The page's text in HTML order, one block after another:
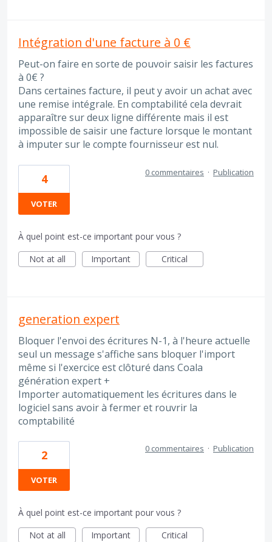
Intégration d'une facture à 0 €
Peut-on faire en sorte de pouvoir saisir les factures
à 0€ ?
Dans certaines facture, il peut y avoir un achat avec
une remise intégrale. En comptabilité cela devrait
apparaître sur deux ligne différente mais il est
impossible de saisir une facture lorsque le montant
à imputer sur le compte fournisseur est nul.
4
VOTER
0 commentaires · Publication
À quel point est-ce important pour vous ?
Not at all
Important Critical
generation expert
Bloquer l'envoi des écritures N-1, à l'heure actuelle
seul un message s'affiche sans bloquer l'import
même si l'exercice est clôturé dans Coala
génération expert +
Importer automatiquement les écritures dans le
logiciel sans avoir à fermer et rouvrir la
comptabilité
2
VOTER
0 commentaires · Publication
À quel point est-ce important pour vous ?
Not at all
Important Critical